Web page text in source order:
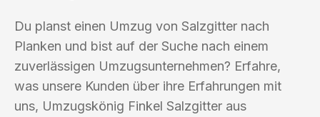
Du planst einen Umzug von Salzgitter nach
Planken und bist auf der Suche nach einem
zuverlässigen Umzugsunternehmen? Erfahre,
was unsere Kunden über ihre Erfahrungen mit
uns, Umzugskönig Finkel Salzgitter aus